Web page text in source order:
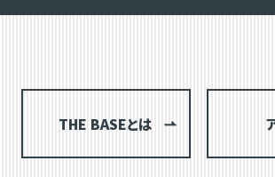
THE BASEとは